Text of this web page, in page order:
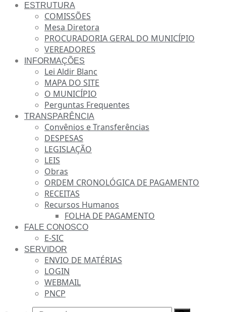
ESTRUTURA
COMISSÕES
Mesa Diretora
PROCURADORIA GERAL DO MUNICÍPIO
VEREADORES
INFORMAÇÕES
Lei Aldir Blanc
MAPA DO SITE
O MUNICÍPIO
Perguntas Frequentes
TRANSPARÊNCIA
Convênios e Transferências
DESPESAS
LEGISLAÇÃO
LEIS
Obras
ORDEM CRONOLÓGICA DE PAGAMENTO
RECEITAS
Recursos Humanos
FOLHA DE PAGAMENTO
FALE CONOSCO
E-SIC
SERVIDOR
ENVIO DE MATÉRIAS
LOGIN
WEBMAIL
PNCP